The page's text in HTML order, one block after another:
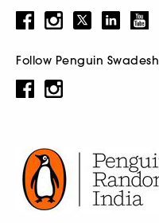
Follow Penguin Swadesh